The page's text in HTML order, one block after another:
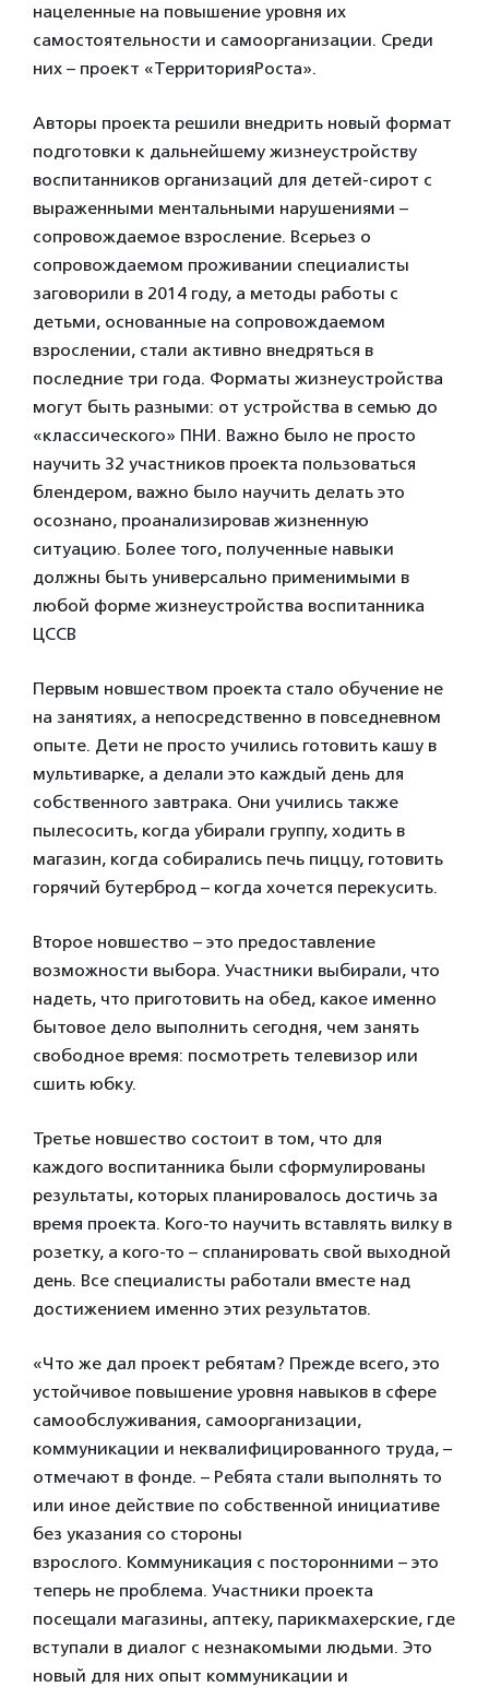
нацеленные на повышение уровня их
самостоятельности и самоорганизации. Среди
них – проект «ТерриторияРоста».
Авторы проекта решили внедрить новый формат
подготовки к дальнейшему жизнеустройству
воспитанников организаций для детей-сирот с
выраженными ментальными нарушениями –
сопровождаемое взросление. Всерьез о
сопровождаемом проживании специалисты
заговорили в 2014 году, а методы работы с
детьми, основанные на сопровождаемом
взрослении, стали активно внедряться в
последние три года. Форматы жизнеустройства
могут быть разными: от устройства в семью до
«классического» ПНИ. Важно было не просто
научить 32 участников проекта пользоваться
блендером, важно было научить делать это
осознано, проанализировав жизненную
ситуацию. Более того, полученные навыки
должны быть универсально применимыми в
любой форме жизнеустройства воспитанника
ЦССВ
Первым новшеством проекта стало обучение не
на занятиях, а непосредственно в повседневном
опыте. Дети не просто учились готовить кашу в
мультиварке, а делали это каждый день для
собственного завтрака. Они учились также
пылесосить, когда убирали группу, ходить в
магазин, когда собирались печь пиццу, готовить
горячий бутерброд – когда хочется перекусить.
Второе новшество – это предоставление
возможности выбора. Участники выбирали, что
надеть, что приготовить на обед, какое именно
бытовое дело выполнить сегодня, чем занять
свободное время: посмотреть телевизор или
сшить юбку.
Третье новшество состоит в том, что для
каждого воспитанника были сформулированы
результаты, которых планировалось достичь за
время проекта. Кого-то научить вставлять вилку в
розетку, а кого-то – спланировать свой выходной
день. Все специалисты работали вместе над
достижением именно этих результатов.
«Что же дал проект ребятам? Прежде всего, это
устойчивое повышение уровня навыков в сфере
самообслуживания, самоорганизации,
коммуникации и неквалифицированного труда, –
отмечают в фонде. – Ребята стали выполнять то
или иное действие по собственной инициативе
без указания со стороны
взрослого. Коммуникация с посторонними – это
теперь не проблема. Участники проекта
посещали магазины, аптеку, парикмахерские, где
вступали в диалог с незнакомыми людьми. Это
новый для них опыт коммуникации и